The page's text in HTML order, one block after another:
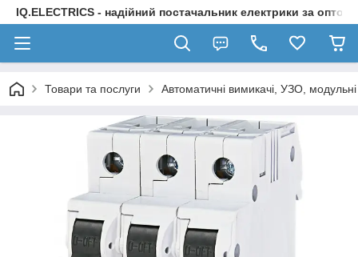
IQ.ELECTRICS - надійний постачальник електрики за
Товари та послуги Автоматичні вимикачі, УЗО,